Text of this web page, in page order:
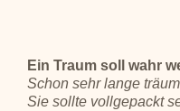
Ein Traum soll wahr
Schon sehr lange
Sie sollte vollgepackt